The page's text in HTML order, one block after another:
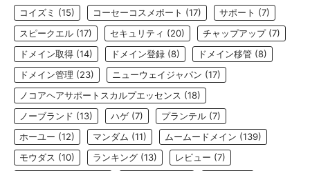
コイズミ (15) コーセーコスメポート (17) サポート (7)
スピークエル (17) セキュリティ (20) チャップアップ(7)
ドメイン取得 (14) ドメイン登録 (8) ドメイン移管 (8)
ドメイン管理 (23) ニューウェイジャパン (17)
ノコアヘアサポートスカルプエッセンス (18)
ノーブランド (13) ハゲ (7) プランテル (7)
ホーユー (12) マンダム (11) ムームードメイン (139)
モウダス (10) ランキング (13) レビュー (7)